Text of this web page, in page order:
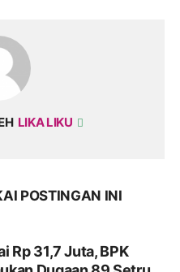
LIKA LIKU
POSTINGAN INI
Rp 31,7 Juta, BPK